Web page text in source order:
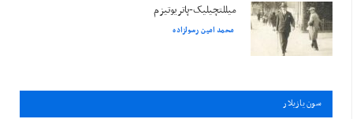
میللتچیلیک-پاتریوتیزم
محمد امین رسولزاده
سون يازيلار